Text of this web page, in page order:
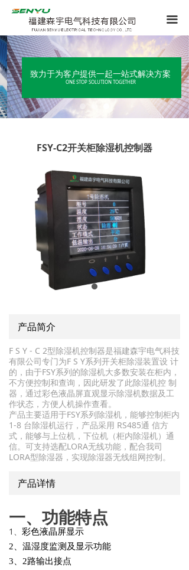
致力于为客户提供一起一站式解决方案
ONE STOP SOLUTION TOGETHER
끀
产品详情
产品简介
F S Y - C 2型除湿机控制器是福建森宇电气科技
有限公司专门为F S Y系列开关柜除湿装置设 计
的，由于FSY系列的除湿机大多数安装在柜内，
不方便控制和查询，因此研发了此除湿机控 制
器，通过彩色液晶屏直观显示除湿机数据及工
作状态，方便人机操作查看。
产品主要适用于FSY系列除湿机，能够控制柜内
1-8 台除湿机运行，产品采用 RS485通 信方
式，能够与上位机，下位机（柜内除湿机）通
信。可支持选配LORA无线功能，配合我司
LORA型除湿器，实现除湿器无线组网控制。
一、功能特点
1、 彩色液晶屏显示
2、温湿度监测及显示功能
3、2路输出接点
FSY-C2开关柜除湿机控制器